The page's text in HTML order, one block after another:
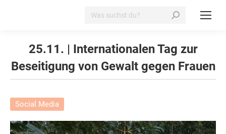
Search:
25.11. | Internationalen Tag zur
Beseitigung von Gewalt gegen Frauen
Social Media